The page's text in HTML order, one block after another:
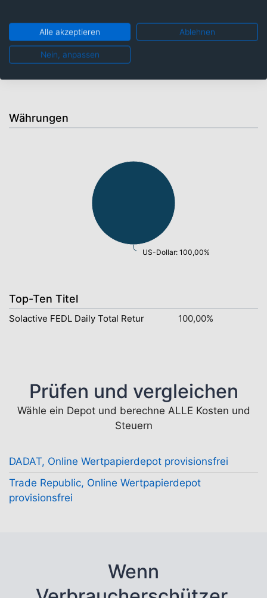
Währungen
US-Dollar: 100,00%
Top-Ten Titel
Solactive FEDL Daily Total Retur 100,00%
Prüfen und vergleichen
Wähle ein Depot und berechne ALLE Kosten und
Steuern
DADAT, Online Wertpapierdepot provisionsfrei
Trade Republic, Online Wertpapierdepot
provisionsfrei
Wenn
Alle akzeptieren Ablehnen
Nein, anpassen